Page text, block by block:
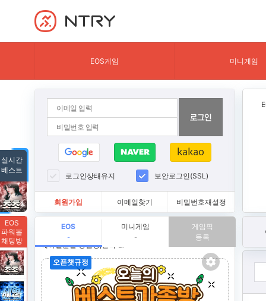
NTRY
EOS게임 미니게임
로그인상태유지 보안로그인(SSL)
회원가입 이메일찾기 비밀번호재설정
EOS
-
미니게임
-
게임픽
등록
실시간
베스트
EOS
파워볼
채팅방